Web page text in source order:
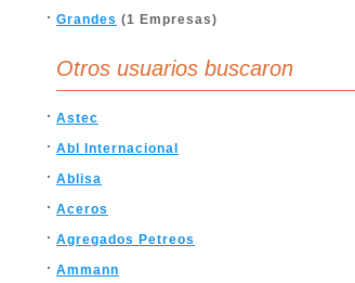
Grandes (1 Empresas)
Otros usuarios buscaron
Astec
Abl Internacional
Ablisa
Aceros
Agregados Petreos
Ammann